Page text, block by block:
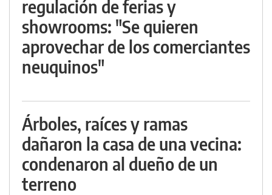
regulación de ferias y
showrooms: "Se quieren
aprovechar de los comerciantes
neuquinos"
Árboles, raíces y ramas
dañaron la casa de una vecina:
condenaron al dueño de un
terreno